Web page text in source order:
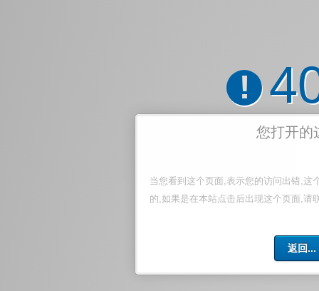
!
您打开的
当您看到这个页面,表示您的访问出错,这
的,如果是在本站点击后出现这个页面,请
返回...